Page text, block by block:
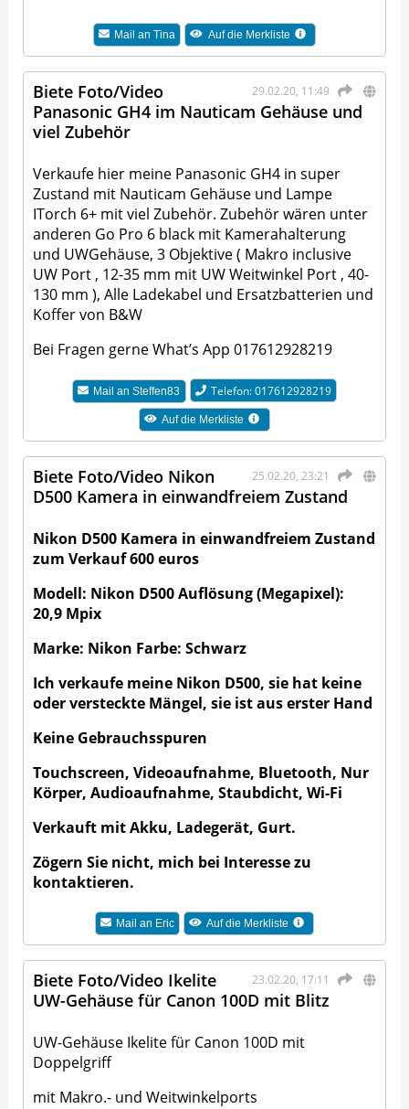
Mail anTina Auf die Merkliste
29.02.20, 11:49
Biete Foto/Video
Panasonic GH4 im Nauticam Gehäuse und
viel Zubehör
Verkaufe hier meine Panasonic GH4 in super
Zustand mit Nauticam Gehäuse und Lampe
ITorch 6+ mit viel Zubehör. Zubehör wären unter
anderen Go Pro 6 black mit Kamerahalterung
und UWGehäuse, 3 Objektive ( Makro inclusive
UW Port , 12-35 mm mit UW Weitwinkel Port , 40-
130 mm ), Alle Ladekabel und Ersatzbatterien und
Koffer von B&W
Bei Fragen gerne What’s App 017612928219
Mail anSteffen83 Telefon: 017612928219
Auf die Merkliste
25.02.20, 23:21
Biete Foto/Video Nikon
D500 Kamera in einwandfreiem Zustand
Nikon D500 Kamera in einwandfreiem Zustand
zum Verkauf 600 euros
Modell: Nikon D500 Auflösung (Megapixel):
20,9 Mpix
Marke: Nikon Farbe: Schwarz
Ich verkaufe meine Nikon D500, sie hat keine
oder versteckte Mängel, sie ist aus erster Hand
Keine Gebrauchsspuren
Touchscreen, Videoaufnahme, Bluetooth, Nur
Körper, Audioaufnahme, Staubdicht, Wi-Fi
Verkauft mit Akku, Ladegerät, Gurt.
Zögern Sie nicht, mich bei Interesse zu
kontaktieren.
Mail an Eric Auf die Merkliste
23.02.20, 17:11
Biete Foto/Video Ikelite
UW-Gehäuse für Canon 100D mit Blitz
UW-Gehäuse Ikelite für Canon 100D mit
Doppelgriff
mit Makro.- und Weitwinkelports